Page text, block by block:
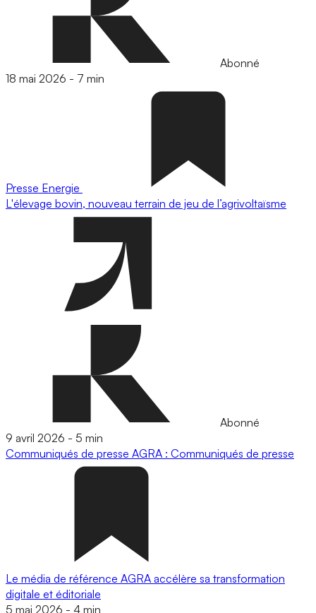
Abonné
18 mai 2026 - 7 min
Presse Energie
L'élevage bovin, nouveau terrain de jeu de l’agrivoltaïsme
Abonné
9 avril 2026 - 5 min
Communiqués de presse AGRA : Communiqués de presse
Le média de référence AGRA accélère sa transformation
digitale et éditoriale
5 mai 2026 - 4 min